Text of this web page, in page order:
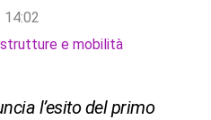
14:02
e mobilità
l’esito del primo